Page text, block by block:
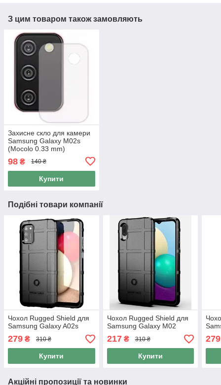
З цим товаром також замовляють
Захисне скло для камери
Samsung Galaxy M02s
(Mocolo 0.33 mm)
98 ₴ 140 ₴
Купити
Подібні товари компанії
Чохол Rugged Shield для
Samsung Galaxy A02s
279 ₴ 310 ₴
Купити
Чохол Rugged Shield для
Samsung Galaxy M02
217₴ 310 ₴
Купити
279
Акційні пропозиції та новинки